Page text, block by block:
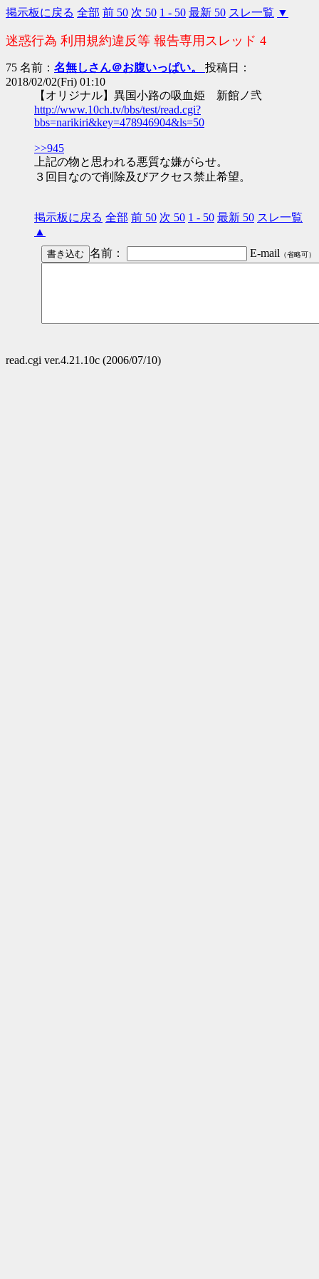
掲示板に戻る 全部 前 50 次 50 1 - 50 最新 50 スレ一覧 ▼
迷惑行為 利用規約違反等 報告専用スレッド 4
75 名前： 名無しさん＠お腹いっぱい。 投稿日：
2018/02/02(Fri) 01:10
【オリジナル】異国小路の吸血姫 新館ノ弐
http://www.10ch.tv/bbs/test/read.cgi?
bbs=narikiri&key=478946904&ls=50
>>945
上記の物と思われる悪質な嫌がらせ。
３回目なので削除及びアクセス禁止希望。
掲示板に戻る 全部 前 50 次 50 1 - 50 最新 50 スレ一覧
▲
名前：
E-mail （省略可）
read.cgi ver.4.21.10c (2006/07/10)